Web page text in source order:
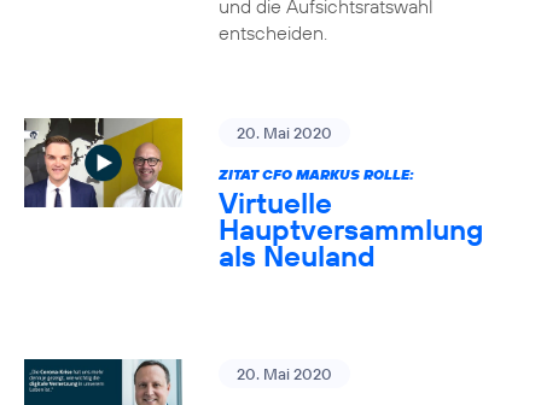
und die Aufsichtsratswahl
entscheiden.
20. Mai 2020
ZITAT CFO MARKUS ROLLE:
Virtuelle
Hauptversammlung
als Neuland
20. Mai 2020